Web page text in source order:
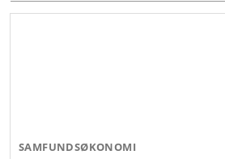
SAMFUNDSØKONOMI